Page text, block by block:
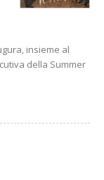
insieme al
della Summer